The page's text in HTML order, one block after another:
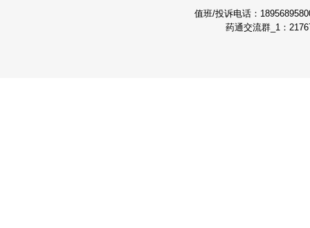
值班/投诉电话：
药通交流群_1：